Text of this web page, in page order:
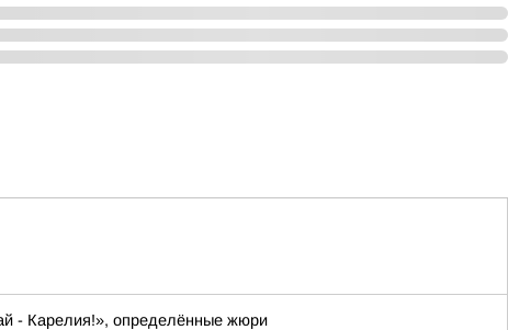
- Карелия!», определённые жюри